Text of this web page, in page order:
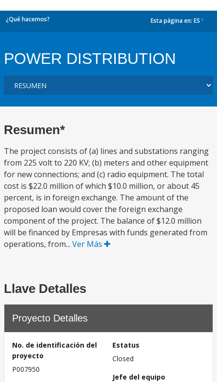
¿Qué hacemos? Esta página en: ES
POWER DISTRIBUTION
Resumen*
The project consists of (a) lines and substations ranging
from 225 volt to 220 KV; (b) meters and other equipment
for new connections; and (c) radio equipment. The total
cost is $22.0 million of which $10.0 million, or about 45
percent, is in foreign exchange. The amount of the
proposed loan would cover the foreign exchange
component of the project. The balance of $12.0 million
will be financed by Empresas with funds generated from
operations, from... Ver Más
Llave Detalles
Proyecto Detalles
No. de identificación del
proyecto
P007950
Estatus
Closed
Jefe del equipo